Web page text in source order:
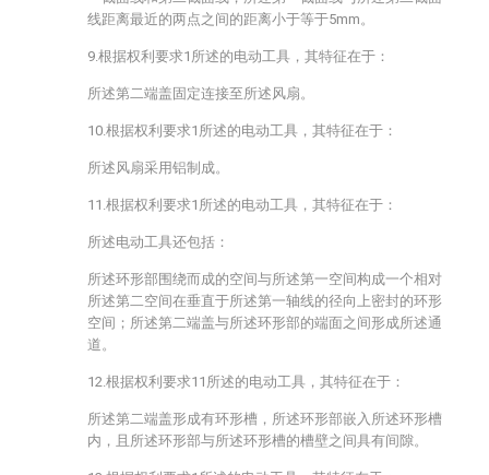
线距离最近的两点之间的距离小于等于5mm。
9.根据权利要求1所述的电动工具，其特征在于：
所述第二端盖固定连接至所述风扇。
10.根据权利要求1所述的电动工具，其特征在于：
所述风扇采用铝制成。
11.根据权利要求1所述的电动工具，其特征在于：
所述电动工具还包括：
所述环形部围绕而成的空间与所述第一空间构成一个相对
所述第二空间在垂直于所述第一轴线的径向上密封的环形
空间；所述第二端盖与所述环形部的端面之间形成所述通
道。
12.根据权利要求11所述的电动工具，其特征在于：
所述第二端盖形成有环形槽，所述环形部嵌入所述环形槽
内，且所述环形部与所述环形槽的槽壁之间具有间隙。